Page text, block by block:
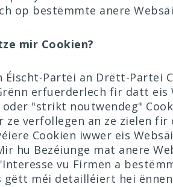
op bestëmmte anere
mir Cookien?
Partei an Drëtt-Partei
erfuerderlech fir datt
"strikt noutwendeg"
ze verfollegen an ze zielen
Cookien iwwer eis
hu Bezéiunge mat anere
vu Firmen a
gëtt méi detailléiert hei